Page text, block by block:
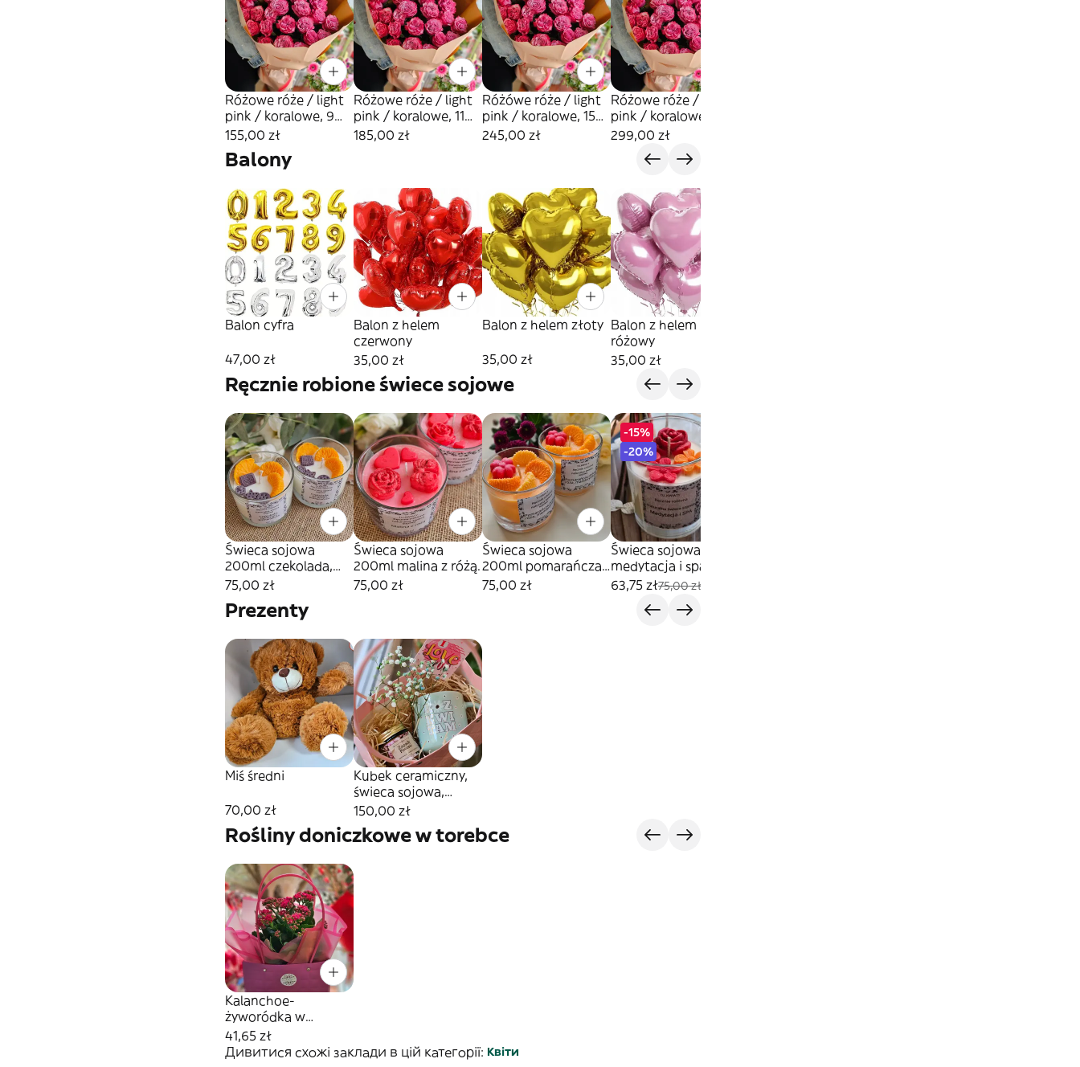
Różowe róże / light
pink / koralowe, 9
sztuk
155,00 zł
Różowe róże / light
pink / koralowe, 11
sztuk
185,00 zł
Różówe róże / light
pink / koralowe, 15
sztuk
245,00 zł
Różowe róże / light
pink / koralowe, 19
sztuk
299,00 zł
Balony
Balon cyfra
47,00 zł
Balon z helem
czerwony
35,00 zł
Balon z helem złoty
35,00 zł
Balon z helem
różowy
35,00 zł
Ręcznie robione świece sojowe
Świeca sojowa
200ml czekolada,
pomarańcza,
75,00 zł
Świeca sojowa
200ml malina z różą.
75,00 zł
Świeca sojowa
200ml pomarańcza
róża
75,00 zł
-15%
-20%
Świeca sojowa
medytacja i spa
250ml
63,75 zł75,00 zł
Prezenty
Miś średni
70,00 zł
Kubek ceramiczny,
świeca sojowa,
bilecik w torebce
150,00 zł
Rośliny doniczkowe w torebce
Kalanchoe-
żyworódka w
torebce
41,65 zł
Дивитися схожі заклади в цій категорії: Квіти